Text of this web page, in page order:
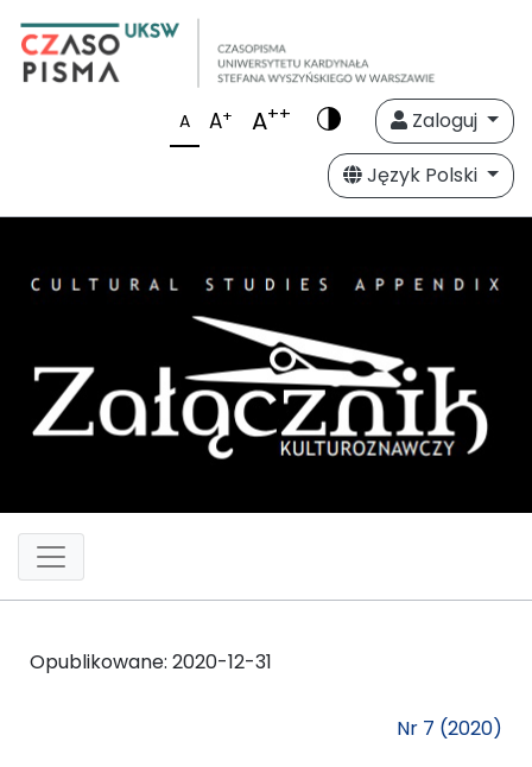
A A+ A++
Zaloguj
Język Polski
Opublikowane: 2020-12-31
Nr 7 (2020)